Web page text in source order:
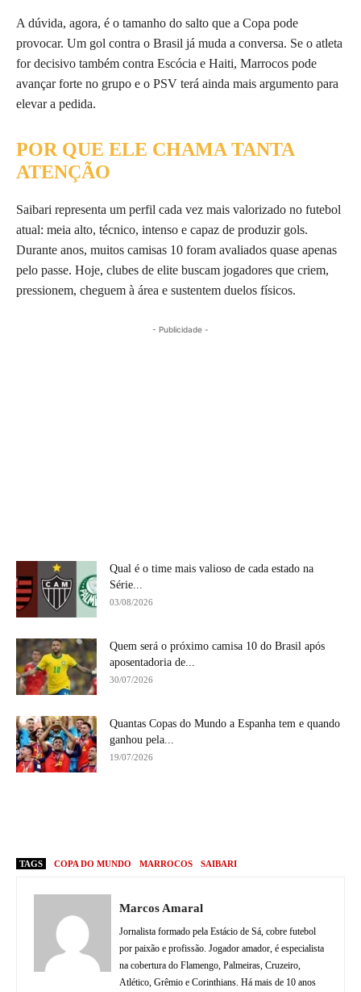
A dúvida, agora, é o tamanho do salto que a Copa pode
provocar. Um gol contra o Brasil já muda a conversa. Se o atleta
for decisivo também contra Escócia e Haiti, Marrocos pode
avançar forte no grupo e o PSV terá ainda mais argumento para
elevar a pedida.
POR QUE ELE CHAMA TANTA
ATENÇÃO
Saibari representa um perfil cada vez mais valorizado no futebol
atual: meia alto, técnico, intenso e capaz de produzir gols.
Durante anos, muitos camisas 10 foram avaliados quase apenas
pelo passe. Hoje, clubes de elite buscam jogadores que criem,
pressionem, cheguem à área e sustentem duelos físicos.
- Publicidade -
Qual é o time mais valioso de cada estado na
Série...
03/08/2026
Quem será o próximo camisa 10 do Brasil após
aposentadoria de...
30/07/2026
Quantas Copas do Mundo a Espanha tem e quando
ganhou pela...
19/07/2026
TAGS COPA DO MUNDO MARROCOS SAIBARI
Marcos Amaral
Jornalista formado pela Estácio de Sá, cobre futebol
por paixão e profissão. Jogador amador, é especialista
na cobertura do Flamengo, Palmeiras, Cruzeiro,
Atlético, Grêmio e Corinthians. Há mais de 10 anos